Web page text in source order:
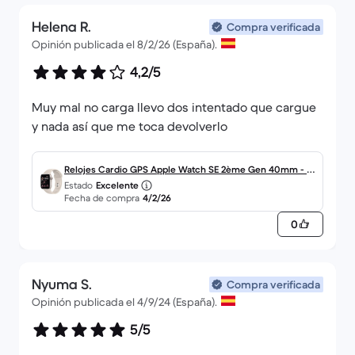
Helena R.
Compra verificada
Opinión publicada el 8/2/26 (España).
4,2/5
Muy mal no carga llevo dos intentado que cargue
y nada así que me toca devolverlo
Relojes Cardio GPS Apple Watch SE 2ème Gen 40mm - G
ris
Estado Excelente
Fecha de compra 4/2/26
0
Nyuma S.
Compra verificada
Opinión publicada el 4/9/24 (España).
5/5